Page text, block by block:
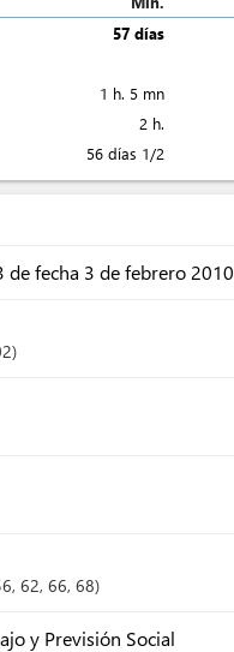
57 días
1 h. 5 mn
2 h.
56 días 1/2
de fecha 3 de febrero 2010
, 62, 66, 68
y Previsión Social